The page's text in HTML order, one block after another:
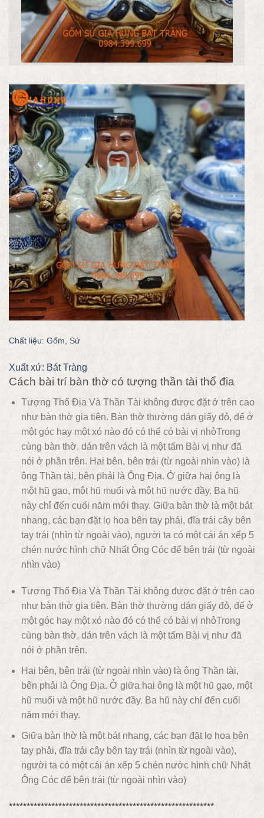
Chất liệu: Gốm, Sứ
Xuất xứ: Bát Tràng
Cách bài trí bàn thờ có tượng thần tài thổ đia
Tượng Thổ Địa Và Thần Tài không được đặt ở trên cao
như bàn thờ gia tiên. Bàn thờ thường dán giấy đỏ, để ở
một góc hay một xó nào đó có thể có bài vị nhỏTrong
cùng bàn thờ, dán trên vách là một tấm Bài vị như đã
nói ở phần trên. Hai bên, bên trái (từ ngoài nhìn vào) là
ông Thần tài, bên phải là Ông Địa. Ở giữa hai ông là
một hũ gạo, một hũ muối và một hũ nước đầy. Ba hũ
này chỉ đến cuối năm mới thay. Giữa bàn thờ là một bát
nhang, các bạn đặt lọ hoa bên tay phải, đĩa trái cây bên
tay trái (nhìn từ ngoài vào), người ta có một cái án xếp 5
chén nước hình chữ Nhất Ông Cóc để bên trái (từ ngoài
nhìn vào)
Tượng Thổ Địa Và Thần Tài không được đặt ở trên cao
như bàn thờ gia tiên. Bàn thờ thường dán giấy đỏ, để ở
một góc hay một xó nào đó có thể có bài vị nhỏTrong
cùng bàn thờ, dán trên vách là một tấm Bài vị như đã
nói ở phần trên.
Hai bên, bên trái (từ ngoài nhìn vào) là ông Thần tài,
bên phải là Ông Địa. Ở giữa hai ông là một hũ gạo, một
hũ muối và một hũ nước đầy. Ba hũ này chỉ đến cuối
năm mới thay.
Giữa bàn thờ là một bát nhang, các bạn đặt lọ hoa bên
tay phải, đĩa trái cây bên tay trái (nhìn từ ngoài vào),
người ta có một cái án xếp 5 chén nước hình chữ Nhất
Ông Cóc để bên trái (từ ngoài nhìn vào)
**********************************************************